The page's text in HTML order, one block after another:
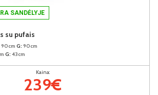
SANDĖLYJE
su pufais
90cm G: 90cm
G: 43cm
Kaina:
239€